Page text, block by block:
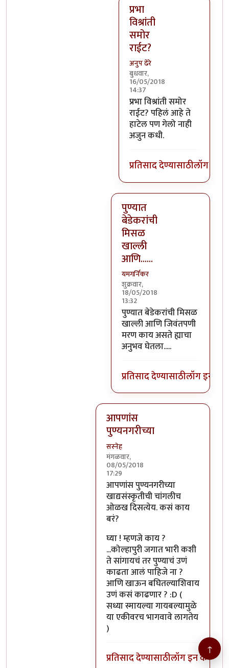
प्रभा
विश्रांती
समोर
राईट?
अनुप ढेरे
बुधवार,
16/05/2018
14:37
In reply toते सगळं ठीके.. पण
प्रभा विश्रांती समोर
राईट? पहिलं आहे ते
हाटेल पण गेलो नाही
अजुन कधी.
प्रतिसाद देण्यासाठीलॉग इन
पुण्यात
बेडेकरांची
मिसळ
खाल्ली
आणि......
यमगर्निकर
शुक्रवार,
18/05/2018
13:32
In reply toभिलवडीला फक्त दूध
पुण्यात बेडेकरांची मिसळ
खाल्ली आणि जिवंतपणी
मरण काय असते ह्याचा
अनुभव घेतला.....
प्रतिसाद देण्यासाठीलॉग इन करा
आपणांस
पुण्यनगरीच्या
सस्नेह
मंगळवार,
08/05/2018
17:29
In reply toआपणांस पुण्यनगरीच्या
आपणांस पुण्यनगरीच्या
खाद्यसंस्कृतीची चांगलीच
ओळख दिसत्येय. कसं काय
बरं?
घ्या ! म्हणजे काय ?
...कोल्हापुरी जगात भारी कशी
ते सांगायचं तर पुण्याचं उणं
काढता आलं पाहिजे ना ?
आणि खाऊन बघितल्याशिवाय
उणं कसं काढणार ? :D (
सध्या स्मायल्या गायबल्यामुळे
या एकीवरच भागवावे लागतेय
)
प्रतिसाद देण्यासाठीलॉग इन करा
↑